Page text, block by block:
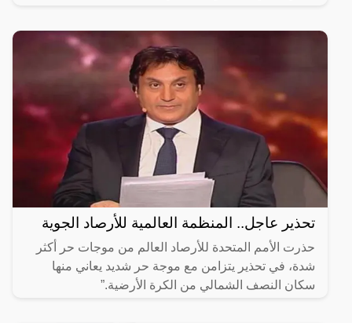
تحذير عاجل.. المنظمة العالمية للأرصاد الجوية
حذرت الأمم المتحدة للأرصاد العالم من موجات حر أكثر
شدة، في تحذير يتزامن مع موجة حر شديد يعاني منها
سكان النصف الشمالي من الكرة الأرضية.”